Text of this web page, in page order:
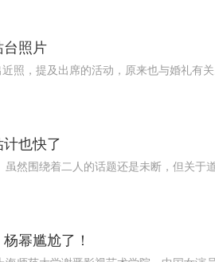
台照片
照，提及出席的活动，原来也与婚礼有
也快了
然围绕着二人的话题还是未断，但关于
幂尴尬了！